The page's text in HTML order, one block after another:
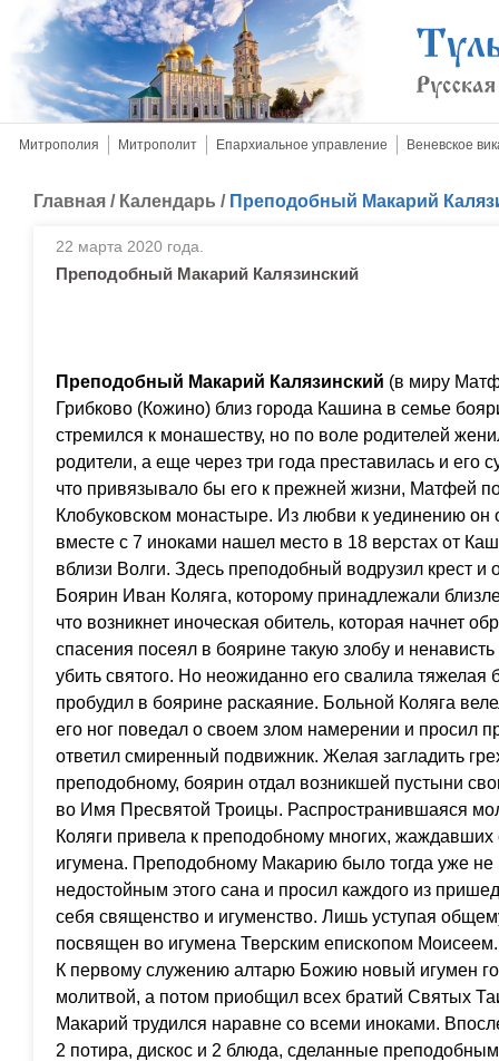
Митрополия Митрополит Епархиальное управление Веневское
Главная / Календарь / Преподобный Макарий
22 марта 2020 года.
Преподобный Макарий Калязинский
Преподобный Макарий Калязинский (в миру
Грибково (Кожино) близ города Кашина в семье
стремился к монашеству, но по воле родителей
родители, а еще через три года преставилась и его
что привязывало бы его к прежней жизни, Матфей
Клобуковском монастыре. Из любви к уединению он
вместе с 7 иноками нашел место в 18 верстах от
вблизи Волги. Здесь преподобный водрузил крест и
Боярин Иван Коляга, которому принадлежали
что возникнет иноческая обитель, которая начнет
спасения посеял в боярине такую злобу и
убить святого. Но неожиданно его свалила тяжелая
пробудил в боярине раскаяние. Больной Коляга
его ног поведал о своем злом намерении и просил
ответил смиренный подвижник. Желая загладить
преподобному, боярин отдал возникшей пустыни
во Имя Пресвятой Троицы. Распространившаяся
Коляги привела к преподобному многих,
игумена. Преподобному Макарию было тогда уже не
недостойным этого сана и просил каждого из
себя священство и игуменство. Лишь уступая
посвящен во игумена Тверским епископом Моисеем.
К первому служению алтарю Божию новый игумен
молитвой, а потом приобщил всех братий Святых
Макарий трудился наравне со всеми иноками.
2 потира, дискос и 2 блюда, сделанные